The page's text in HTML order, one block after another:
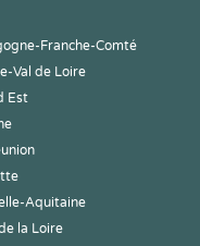
Franche-Comté
Val de Loire
Est
Aquitaine
la Loire